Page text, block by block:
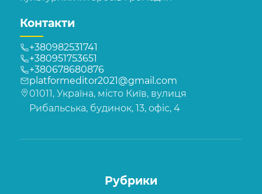
Контакти
+380982531741
+380951753651
+380678680876
platformeditor2021@gmail.com
01011, Україна, місто Київ, вулиця
Рибальська, будинок, 13, офіс, 4
Рубрики